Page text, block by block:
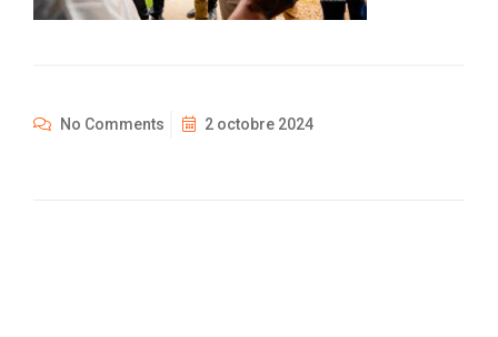
No Comments 2 octobre 2024